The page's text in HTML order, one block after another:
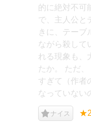
的に絶対不可
で、主人公と
きに、テーブ
ながら殺して
れる現象も、
たか。 ただ
すぎて（作者
なっていない
ナイス ★2